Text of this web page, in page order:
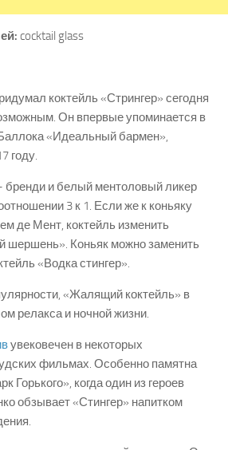
cocktail glass
коктейль «Стрингер» сегодня
Он впервые упоминается в
«Идеальный бармен»,
году.
бренди и белый ментоловый ликер
3 к 1. Если же к коньяку
де Мент, коктейль изменить
шершень». Коньяк можно заменить
«Водка стингер».
«Жалящий коктейль» в
релакса и ночной жизни.
увековечен в некоторых
фильмах. Особенно памятна
Горького», когда один из героев
обзывает «Стингер» напитком